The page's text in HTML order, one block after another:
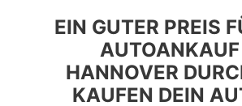
EIN GUTER PREIS
HANNOVER
KAUFEN DEIN